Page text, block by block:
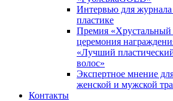
Интервью для
пластике
Премия «Хрустальный
церемония
«Лучший
волос»
Экспертное мнение
женской и мужской
Контакты